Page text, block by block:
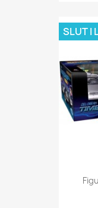
SLUT I